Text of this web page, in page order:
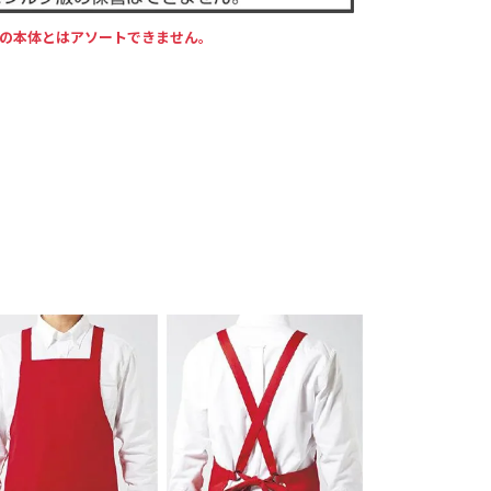
本体とはアソートできません。